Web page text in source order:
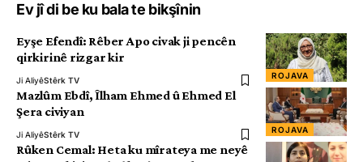
Ev jî di be ku bala te bikşînin
ROJAVA
Eyşe Efendî: Rêber Apo civak ji pencên
qirkirinê rizgar kir
Ji AliyêStêrk TV
ROJAVA
Mazlûm Ebdî, Îlham Ehmed û Ehmed El
Şera civiyan
Ji AliyêStêrk TV
Rûken Cemal: Heta ku mîrateya me neyê